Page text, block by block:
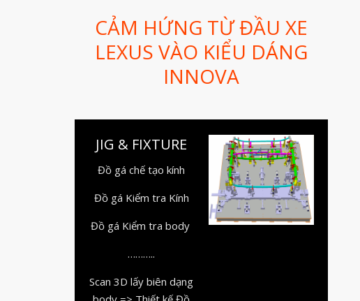
CẢM HỨNG TỪ ĐẦU XE
LEXUS VÀO KIỂU DÁNG
INNOVA
JIG & FIXTURE
Đồ gá chế tạo kính
Đồ gá Kiểm tra Kính
Đồ gá Kiểm tra body
………..
Scan 3D lấy biên dạng